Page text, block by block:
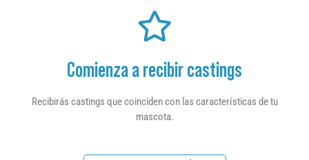
Comienza a recibir castings
Recibirás castings que coinciden con las características de tu
mascota.